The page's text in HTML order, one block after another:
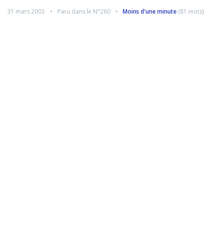
31 mars 2003 Paru dans le N°260 Moins d'une minute (81 mots)